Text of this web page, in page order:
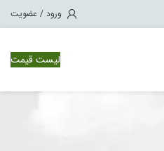
ورود / عضویت
لیست قیمت